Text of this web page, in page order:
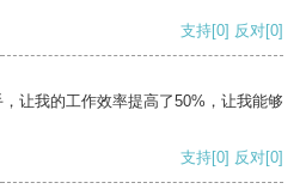
支持[0] 反对[0]
让我的工作效率提高了50%，让我能够
支持[0] 反对[0]